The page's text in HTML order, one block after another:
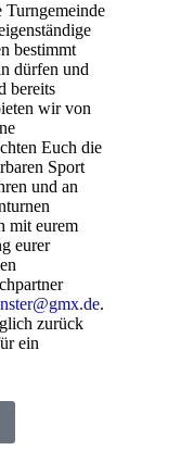
Turngemeinde
bestimmt
dürfen und
bereits
wir von
Euch die
Sport
und an
mit eurem
eurer
.
zurück
ein